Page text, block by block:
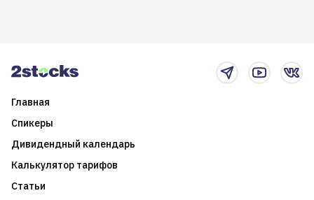
Главная
Спикеры
Дивидендный календарь
Калькулятор тарифов
Статьи